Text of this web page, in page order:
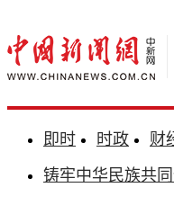
即时 时政 财
铸牢中华民族共